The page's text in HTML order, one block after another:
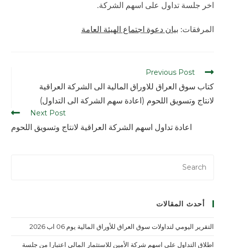
اخر جلسة تداول على اسهم الشركة.
المرفقات: بيان دعوة اجتماع الهيئة العامة
Previous Post
كتاب سوق العراق للاوراق المالية الى الشركة العراقية
لانتاج وتسويق اللحوم (اعادة سهم الشركة الى التداول)
Next Post
اعادة تداول اسهم الشركة العراقية لانتاج وتسويق اللحوم
أحدث المقالات
التقرير اليومي لتداولات سوق العراق للأوراق المالية يوم 06 اب 2026
اطلاق التداول على اسهم شركة الأمين للاستثمار المالي اعتبارا من جلسة